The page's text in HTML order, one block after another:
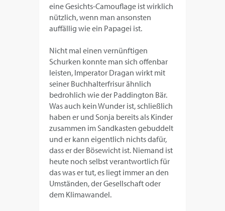
eine Gesichts-Camouflage ist wirklich
nützlich, wenn man ansonsten
auffällig wie ein Papagei ist.
Nicht mal einen vernünftigen
Schurken konnte man sich offenbar
leisten, Imperator Dragan wirkt mit
seiner Buchhalterfrisur ähnlich
bedrohlich wie der Paddington Bär.
Was auch kein Wunder ist, schließlich
haben er und Sonja bereits als Kinder
zusammen im Sandkasten gebuddelt
und er kann eigentlich nichts dafür,
dass er der Bösewicht ist. Niemand ist
heute noch selbst verantwortlich für
das was er tut, es liegt immer an den
Umständen, der Gesellschaft oder
dem Klimawandel.